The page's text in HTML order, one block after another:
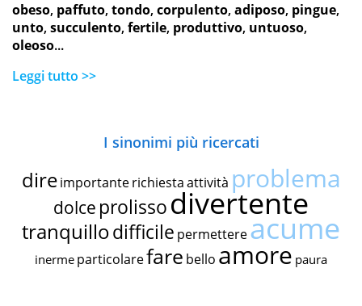
obeso, paffuto,tondo,corpulento,adiposo, pingue,
unto,succulento,fertile, produttivo, untuoso,
oleoso...
Leggi tutto >>
I sinonimi più ricercati
dire importante richiestaattività problema
dolce prolissodivertente
tranquillodifficile permettereacume
inerme particolarefare bello amore paura